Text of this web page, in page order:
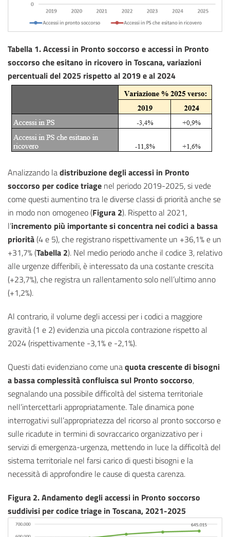
Tabella 1. Accessi in Pronto soccorso e accessi in Pronto
soccorso che esitano in ricovero in Toscana, variazioni
percentuali del 2025 rispetto al 2019 e al 2024
Analizzando ladistribuzione degli accessi in Pronto
soccorso per codice triage nel periodo 2019-2025, si vede
come questi aumentino tra le diverse classi di priorità anche se
in modo non omogeneo (Figura 2). Rispetto al 2021,
l’incremento più importante si concentra nei codici a bassa
priorità(4 e 5), che registrano rispettivamente un +36,1% e un
+31,7% (Tabella 2). Nel medio periodo anche il codice 3, relativo
alle urgenze differibili, è interessato da una costante crescita
(+23,7%), che registra un rallentamento solo nell’ultimo anno
(+1,2%).
Al contrario, il volume degli accessi per i codici a maggiore
gravità (1 e 2) evidenzia una piccola contrazione rispetto al
2024 (rispettivamente -3,1% e -2,1%).
Questi dati evidenziano come unaquota crescente di bisogni
a bassa complessità confluisca sul Pronto soccorso,
segnalando una possibile difficoltà del sistema territoriale
nell’intercettarli appropriatamente. Tale dinamica pone
interrogativi sull’appropriatezza del ricorso al pronto soccorso e
sulle ricadute in termini di sovraccarico organizzativo per i
servizi di emergenza-urgenza, mettendo in luce la difficoltà del
sistema territoriale nel farsi carico di questi bisogni e la
necessità di approfondire le cause di questa carenza.
Figura 2. Andamento degli accessi in Pronto soccorso
suddivisi per codice triage in Toscana, 2021-2025